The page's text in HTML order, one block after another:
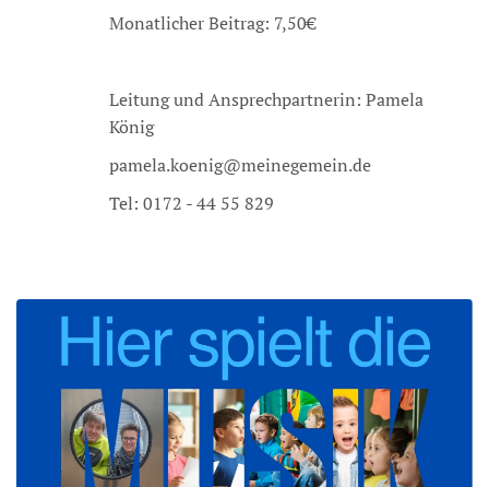
Monatlicher Beitrag: 7,50€
Leitung und Ansprechpartnerin: Pamela
König
pamela.koenig@meinegemein.de
Tel: 0172 - 44 55 829